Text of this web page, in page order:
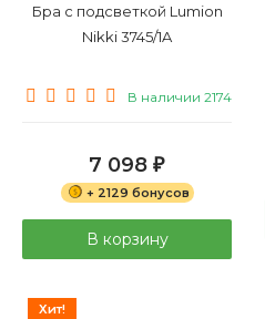
Бра с подсветкой Lumion
Nikki 3745/1A
В наличии 2174
7 098 ₽
+ 2129 бонусов
В корзину
Хит!